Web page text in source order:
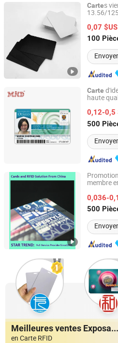
Cartes
13.56/
carte -
0,07 $US
100
Chongqing Colorful Technology
Chongqing, China
Carte
haute
0,12-0,5
500
Chengdu MIND IOT Technology
Sichuan, China
membre
0,036-
500
Shanghai Star Trend Enterprise
Shanghai, China
Meilleures ventes Exposants
en Carte RFID